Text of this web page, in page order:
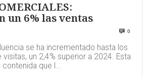
un 6% las ventas
0
se ha incrementado hasta los
un 2,4% superior a 2024. Esta
que l...